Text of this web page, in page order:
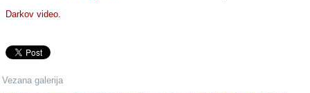
Darkov video.
Vezana galerija